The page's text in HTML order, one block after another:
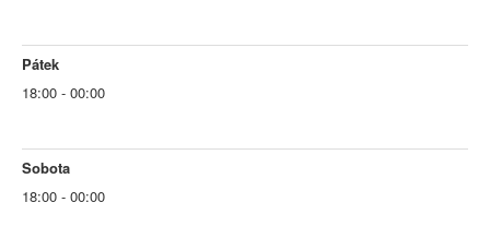
Pátek
18:00 - 00:00
Sobota
18:00 - 00:00